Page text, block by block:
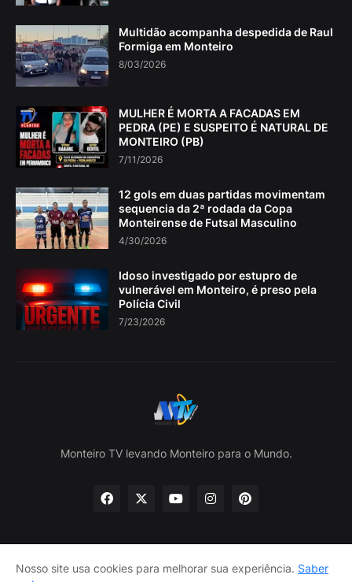
Multidão acompanha despedida de Raul
Formiga em Monteiro
8/03/2026
MULHER É MORTA A FACADAS EM
PEDRA (PE) E SUSPEITO É NATURAL DE
MONTEIRO (PB)
7/11/2026
12 gols em duas partidas movimentam
sequencia da 2ª rodada da Copa
Monteirense de Futsal Masculino
4/30/2026
Idoso investigado por estupro de
vulnerável em Monteiro, é preso pela
Polícia Civil
7/23/2026
Monteiro TV levando Monteiro para o Mundo.
Home Sobre nós política de Privacidade
Nosso site usa cookies para melhorar sua experiência. Saber